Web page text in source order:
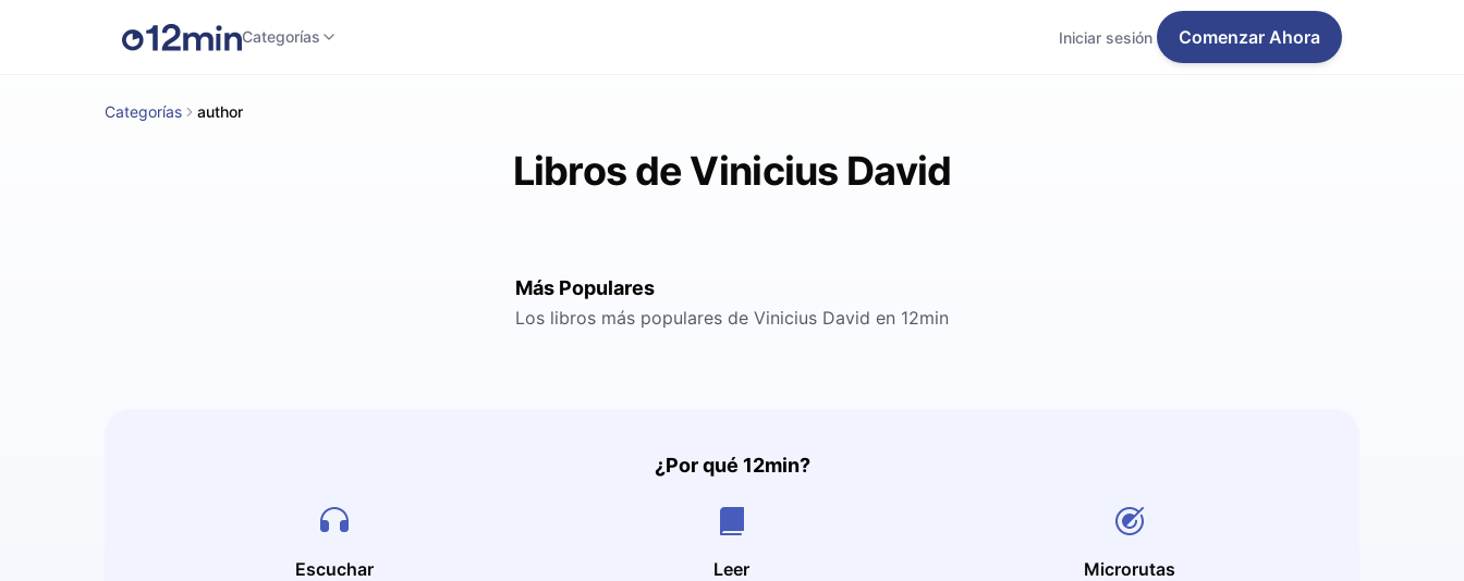
Categorías Iniciar sesión Comenzar Ahora
Categorías author
Libros de Vinicius David
Más Populares
Los libros más populares de Vinicius David en 12min
¿Por qué 12min?
Escuchar
Leer
Microrutas